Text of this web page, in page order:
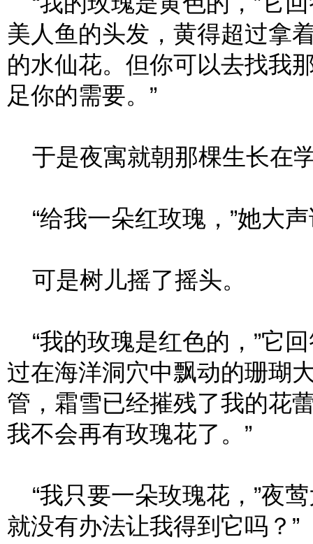
美人鱼的头发，黄得超过拿
的水仙花。但你可以去找我
足你的需要。”
于是夜寓就朝那棵生长在
“给我一朵红玫瑰，”她大
可是树儿摇了摇头。
“我的玫瑰是红色的，”它
过在海洋洞穴中飘动的珊瑚
管，霜雪已经摧残了我的花
我不会再有玫瑰花了。”
“我只要一朵玫瑰花，”夜
就没有办法让我得到它吗？”